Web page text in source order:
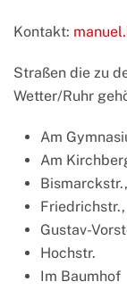
Kontakt:
Straßen die zu
Wetter/Ruhr
Am
Am
Gustav-
Hochstr.
Im Baumhof